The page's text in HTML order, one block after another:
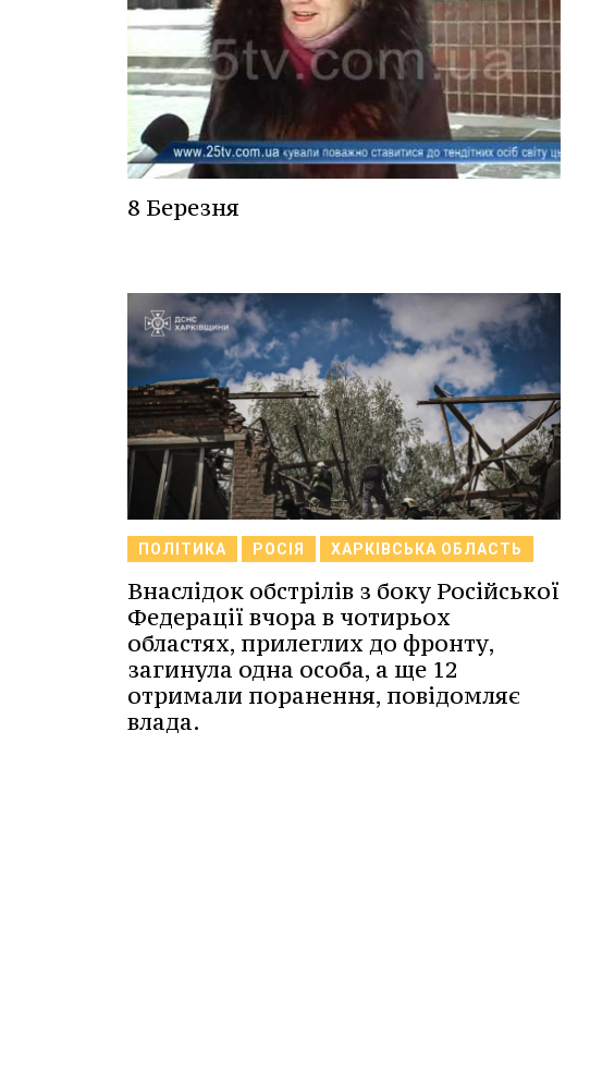
8 Березня
ПОЛІТИКА РОСІЯ ХАРКІВСЬКА ОБЛАСТЬ
Внаслідок обстрілів з боку Російської
Федерації вчора в чотирьох
областях, прилеглих до фронту,
загинула одна особа, а ще 12
отримали поранення, повідомляє
влада.